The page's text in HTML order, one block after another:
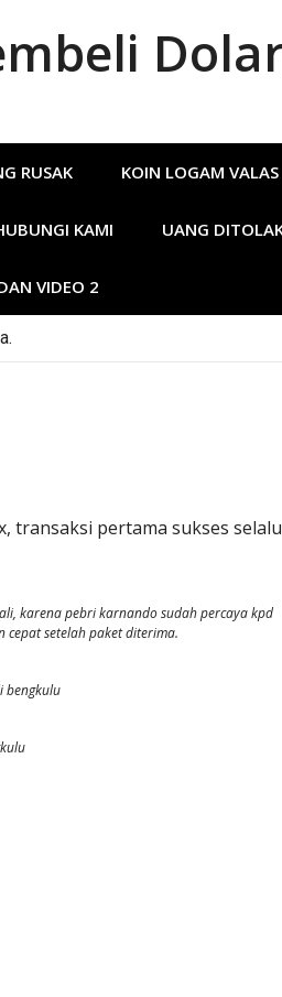
RUSAK KOIN LOGAM VALAS
KAMI UANG
VIDEO 2
transaksi pertama sukses selalu
karena pebri karnando sudah percaya kpd
cepat setelah paket diterima.
bengkulu